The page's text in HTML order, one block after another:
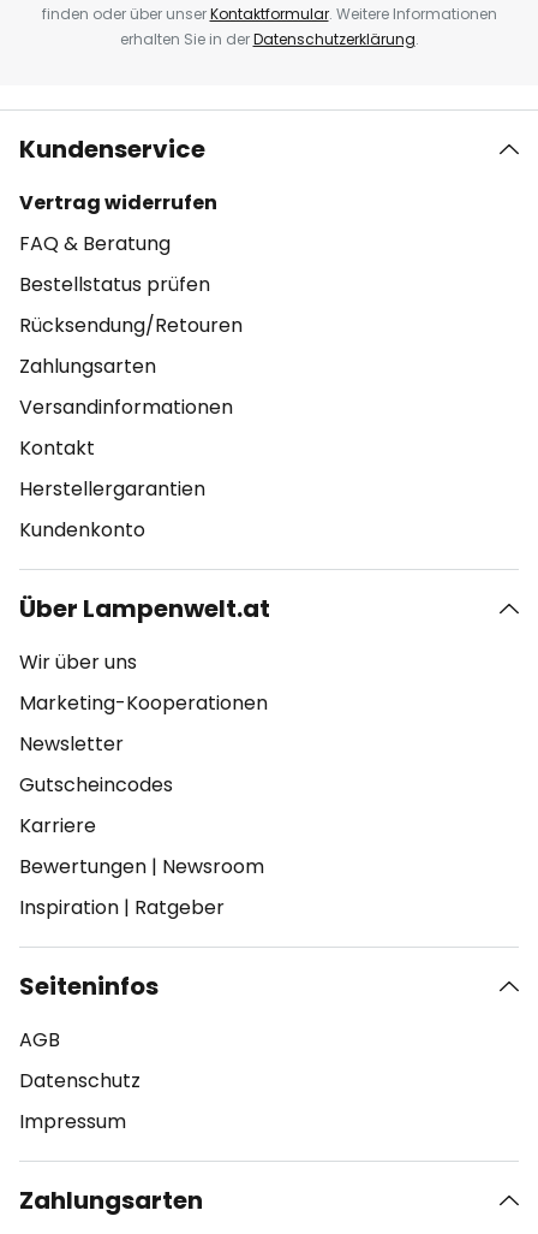
finden oder über unserKontaktformular. Weitere Informationen
erhalten Sie in derDatenschutzerklärung.
Kundenservice
Vertrag widerrufen
FAQ & Beratung
Bestellstatus prüfen
Rücksendung/Retouren
Zahlungsarten
Versandinformationen
Kontakt
Herstellergarantien
Kundenkonto
Über Lampenwelt.at
Wir über uns
Marketing-Kooperationen
Newsletter
Gutscheincodes
Karriere
Bewertungen | Newsroom
Inspiration | Ratgeber
Seiteninfos
AGB
Datenschutz
Impressum
Zahlungsarten